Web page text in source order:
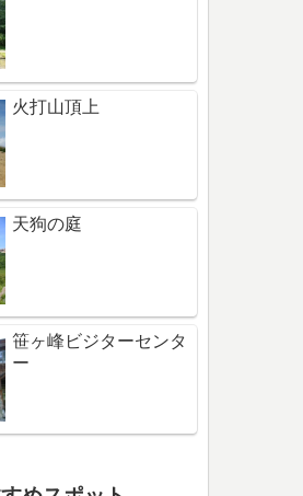
火打山頂上
天狗の庭
笹ヶ峰ビジターセンタ
ー